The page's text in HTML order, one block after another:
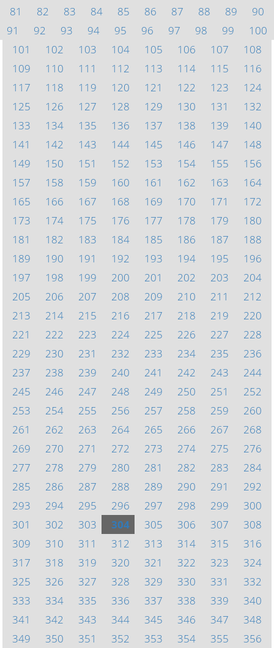
81
82 83 84 85 86 87 88 89
90
91
92 93 94 95 96 97 98 99
100
101
102 103 104 105 106 107
108
109
110 111 112 113 114 115
116
117
118 119 120 121 122 123
124
125
126 127 128 129 130 131
132
133
134 135 136 137 138 139
140
141
142 143 144 145 146 147
148
149
150 151 152 153 154 155
156
157
158 159 160 161 162 163
164
165
166 167 168 169 170 171
172
173
174 175 176 177 178 179
180
181
182 183 184 185 186 187
188
189
190 191 192 193 194 195
196
197
198 199 200 201 202 203
204
205
206 207 208 209 210 211
212
213
214 215 216 217 218 219
220
221
222 223 224 225 226 227
228
229
230 231 232 233 234 235
236
237
238 239 240 241 242 243
244
245
246 247 248 249 250 251
252
253
254 255 256 257 258 259
260
261
262 263 264 265 266 267
268
269
270 271 272 273 274 275
276
277
278 279 280 281 282 283
284
285
286 287 288 289 290 291
292
293
294 295 296 297 298 299
300
301
302 303 304 305 306 307
308
309
310 311 312 313 314 315
316
317
318 319 320 321 322 323
324
325
326 327 328 329 330 331
332
333
334 335 336 337 338 339
340
341
342 343 344 345 346 347
348
349
350 351 352 353 354 355 356